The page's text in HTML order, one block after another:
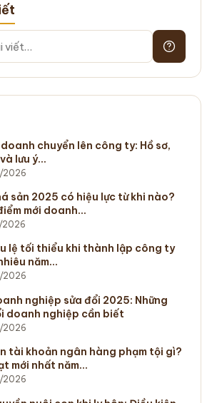
chuyển lên công ty: Hồ sơ,
lưu ý…
sản 2025 có hiệu lực từ khi nào?
mới doanh…
lệ tối thiểu khi thành lập công ty
năm…
nghiệp sửa đổi 2025: Những
doanh nghiệp cần biết
tài khoản ngân hàng phạm tội gì?
mới nhất năm…